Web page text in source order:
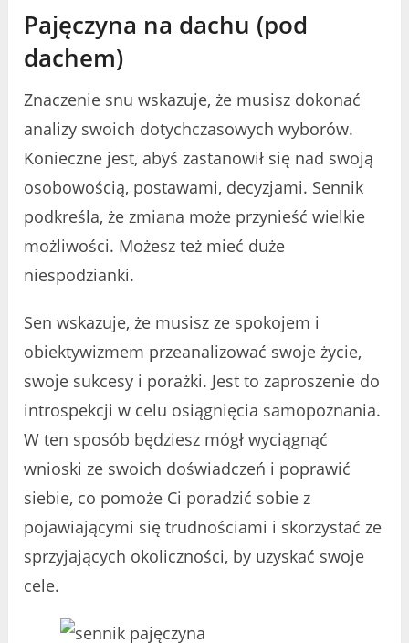
Pajęczyna na dachu (pod
dachem)
Znaczenie snu wskazuje, że musisz dokonać
analizy swoich dotychczasowych wyborów.
Konieczne jest, abyś zastanowił się nad swoją
osobowością, postawami, decyzjami. Sennik
podkreśla, że zmiana może przynieść wielkie
możliwości. Możesz też mieć duże
niespodzianki.
Sen wskazuje, że musisz ze spokojem i
obiektywizmem przeanalizować swoje życie,
swoje sukcesy i porażki. Jest to zaproszenie do
introspekcji w celu osiągnięcia samopoznania.
W ten sposób będziesz mógł wyciągnąć
wnioski ze swoich doświadczeń i poprawić
siebie, co pomoże Ci poradzić sobie z
pojawiającymi się trudnościami i skorzystać ze
sprzyjających okoliczności, by uzyskać swoje
cele.